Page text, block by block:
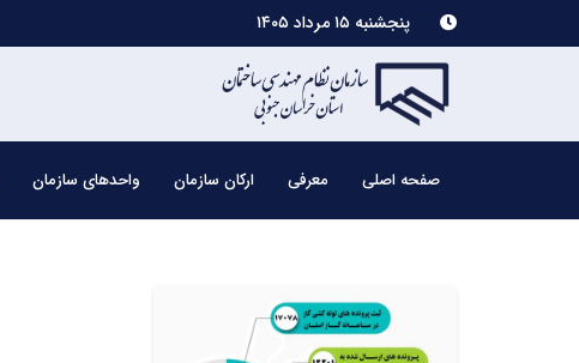
پنجشنبه ۱۵ مرداد ۱۴۰۵
صفحه اصلی معرفی ارکان سازمان واحدهای سازمان